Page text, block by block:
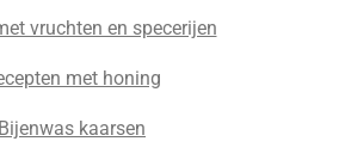
vruchten en specerijen
met honing
Bijenwas kaarsen